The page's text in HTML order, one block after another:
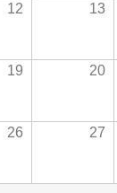
12 13
19 20
26 27